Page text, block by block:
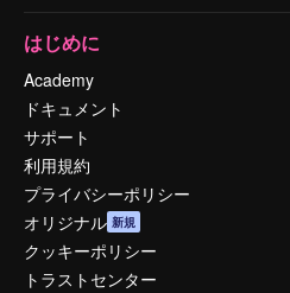
はじめに
Academy
ドキュメント
サポート
利用規約
プライバシーポリシー
オリジナル 新規
クッキーポリシー
トラストセンター